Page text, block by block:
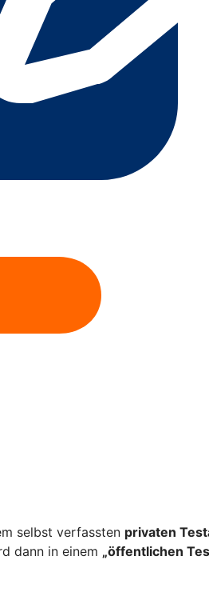
selbst verfassten privaten
dann in einem „öffentlichen